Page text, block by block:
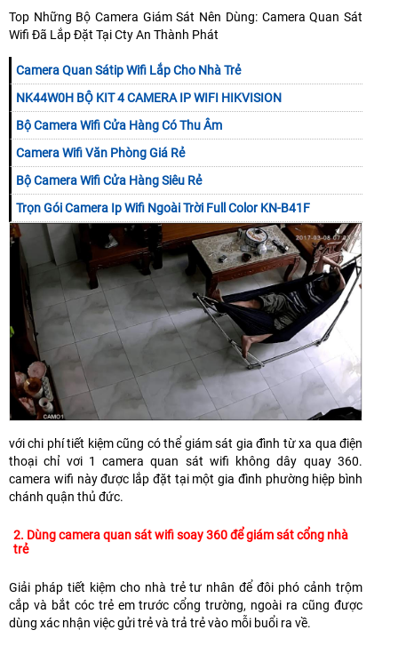
Top Những Bộ Camera Giám Sát Nên Dùng: Camera Quan Sát
Wifi Đã Lắp Đặt Tại Cty An Thành Phát
Camera Quan Sátip Wifi Lắp Cho Nhà Trẻ
NK44W0H BỘ KIT 4 CAMERA IP WIFI HIKVISION
Bộ Camera Wifi Cửa Hàng Có Thu Âm
Camera Wifi Văn Phòng Giá Rẻ
Bộ Camera Wifi Cửa Hàng Siêu Rẻ
Trọn Gói Camera Ip Wifi Ngoài Trời Full Color KN-B41F
với chi phí tiết kiệm cũng có thể giám sát gia đình từ xa qua điện
thoại chỉ vơi 1 camera quan sát wifi không dây quay 360.
camera wifi này được lắp đặt tại một gia đình phường hiệp bình
chánh quận thủ đức.
2. Dùng camera quan sát wifi soay 360 để giám sát cổng nhà
trẻ
Giải pháp tiết kiệm cho nhà trẻ tư nhân để đôi phó cảnh trộm
cắp và bắt cóc trẻ em trước cổng trường, ngoài ra cũng được
dùng xác nhận việc gửi trẻ và trả trẻ vào mỗi buổi ra về.